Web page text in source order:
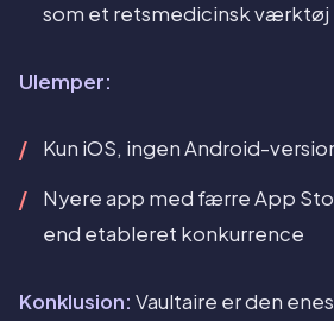
som et retsmedicinsk værktøj
Ulemper:
Kun iOS, ingen Android-
Nyere app med færre App
end etableret konkurrence
Konklusion: Vaultaire er den